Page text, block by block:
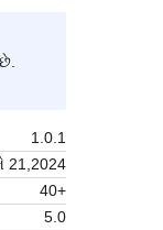
1.0.1
21,2024
40+
5.0